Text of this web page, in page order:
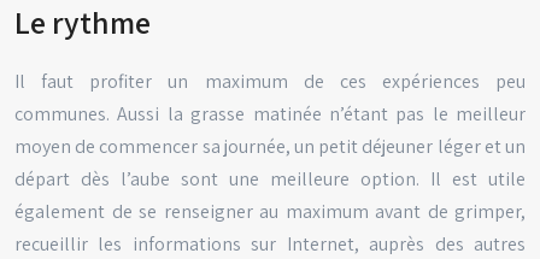
Le rythme
Il faut profiter un maximum de ces expériences peu
communes. Aussi la grasse matinée n’étant pas le meilleur
moyen de commencer sa journée, un petit déjeuner léger et un
départ dès l’aube sont une meilleure option. Il est utile
également de se renseigner au maximum avant de grimper,
recueillir les informations sur Internet, auprès des autres